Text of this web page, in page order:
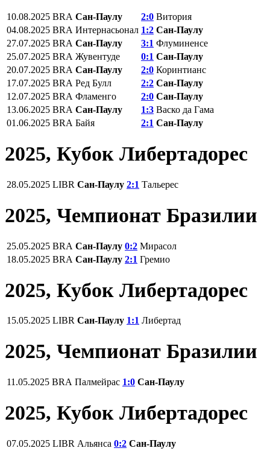
10.08.2025 BRA Сан-Паулу 2:0 Витория
04.08.2025 BRA Интернасьонал 1:2 Сан-Паулу
27.07.2025 BRA Сан-Паулу 3:1 Флуминенсе
25.07.2025 BRA Жувентуде 0:1 Сан-Паулу
20.07.2025 BRA Сан-Паулу 2:0 Коринтианс
17.07.2025 BRA Ред Булл 2:2 Сан-Паулу
12.07.2025 BRA Фламенго 2:0 Сан-Паулу
13.06.2025 BRA Сан-Паулу 1:3 Васко да Гама
01.06.2025 BRA Байя 2:1 Сан-Паулу
2025, Кубок Либертадорес
28.05.2025 LIBR Сан-Паулу 2:1 Тальерес
2025, Чемпионат Бразилии
25.05.2025 BRA Сан-Паулу 0:2 Мирасол
18.05.2025 BRA Сан-Паулу 2:1 Гремио
2025, Кубок Либертадорес
15.05.2025 LIBR Сан-Паулу 1:1 Либертад
2025, Чемпионат Бразилии
11.05.2025 BRA Палмейрас 1:0 Сан-Паулу
2025, Кубок Либертадорес
07.05.2025 LIBR Альянса 0:2 Сан-Паулу